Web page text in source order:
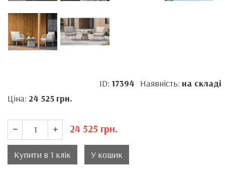
ID: 17394Наявність: на складі
Ціна: 24 525 грн.
24 525 грн.
Купити в 1 клік У кошик